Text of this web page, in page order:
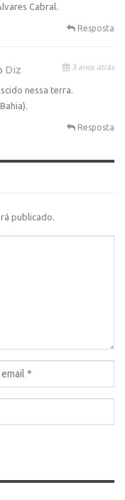
Cabral.
Resposta
Diz 3 anos atrás
nessa terra.
Resposta
publicado.